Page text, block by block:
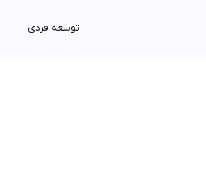
توسعه فردی